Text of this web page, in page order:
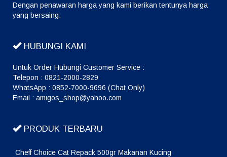
Dengan penawaran harga yang kami berikan tentunya harga
yang bersaing.
HUBUNGI KAMI
Untuk Order Hubungi Customer Service :
Telepon : 0821-2000-2829
WhatsApp : 0852-7000-9696 (Chat Only)
Email : amigos_shop@yahoo.com
PRODUK TERBARU
Cheff Choice Cat Repack 500gr Makanan Kucing